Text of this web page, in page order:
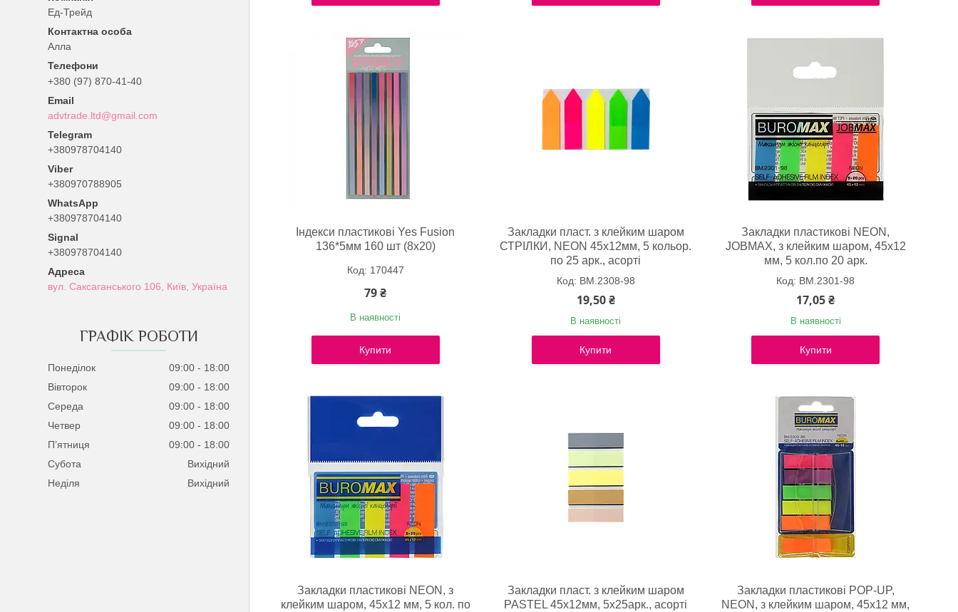
Ед-Трейд
Алла
+380 (97) 870-41-40
advtrade.ltd@gmail.com
+380978704140
+380970788905
+380978704140
Signal
+380978704140
вул. Саксаганського 106, Київ, Україна
ГРАФІК РОБОТИ
Понеділок 09:00
18:00
Вівторок
09:00
18:00
Середа
09:00
18:00
Четвер
09:00
18:00
Пʼятниця
09:00
18:00
Субота
Вихідний
Неділя
Вихідний
Індекси пластикові Yes Fusion
136*5мм 160 шт (8х20)
170447
79 ₴
В наявності
Купити
Закладки пласт. з клейким шаром
СТРІЛКИ, NEON 45x12мм, 5 кольор.
по 25 арк., асорті
BM.2308-98
19,50 ₴
В наявності
Купити
Закладки пластикові NEON,
JOBMAX, з клейким шаром, 45x12
мм, 5 кол.по 20 арк.
BM.2301-98
17,05 ₴
В наявності
Купити
Закладки пластикові NEON, з
клейким шаром, 45x12 мм, 5 кол. по
Закладки пласт. з клейким шаром
PASTEL 45x12мм, 5х25арк., асорті
Закладки пластикові POP-UP,
NEON, з клейким шаром, 45x12 мм,